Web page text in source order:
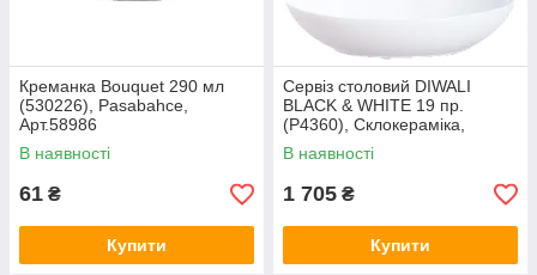
Креманка Bouquet 290 мл
(530226), Pasabahce,
Арт.58986
В наявності
61 ₴
Купити
Сервіз столовий DIWALI
BLACK & WHITE 19 пр.
(P4360), Склокераміка,
Luminarc, Арт.60070
В наявності
1 705 ₴
Купити